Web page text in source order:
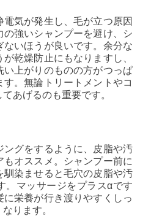
気が発生し、毛が立つ原因
強いシャンプーを避け、シ
ないほうが良いです。余分な
乾燥防止にもなりますし、
い上がりのものの方がつっぱ
。無論トリートメントやコ
あげるのも重要です。
グをするように、皮脂や汚
オススメ。シャンプー前に
染ませると毛穴の皮脂や汚
。マッサージをプラスαです
栄養が行き渡りやすくしっ
ります。